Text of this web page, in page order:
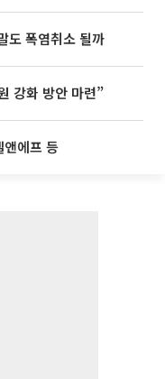
도 폭염취소 될까
강화 방안 마련”
에프 등